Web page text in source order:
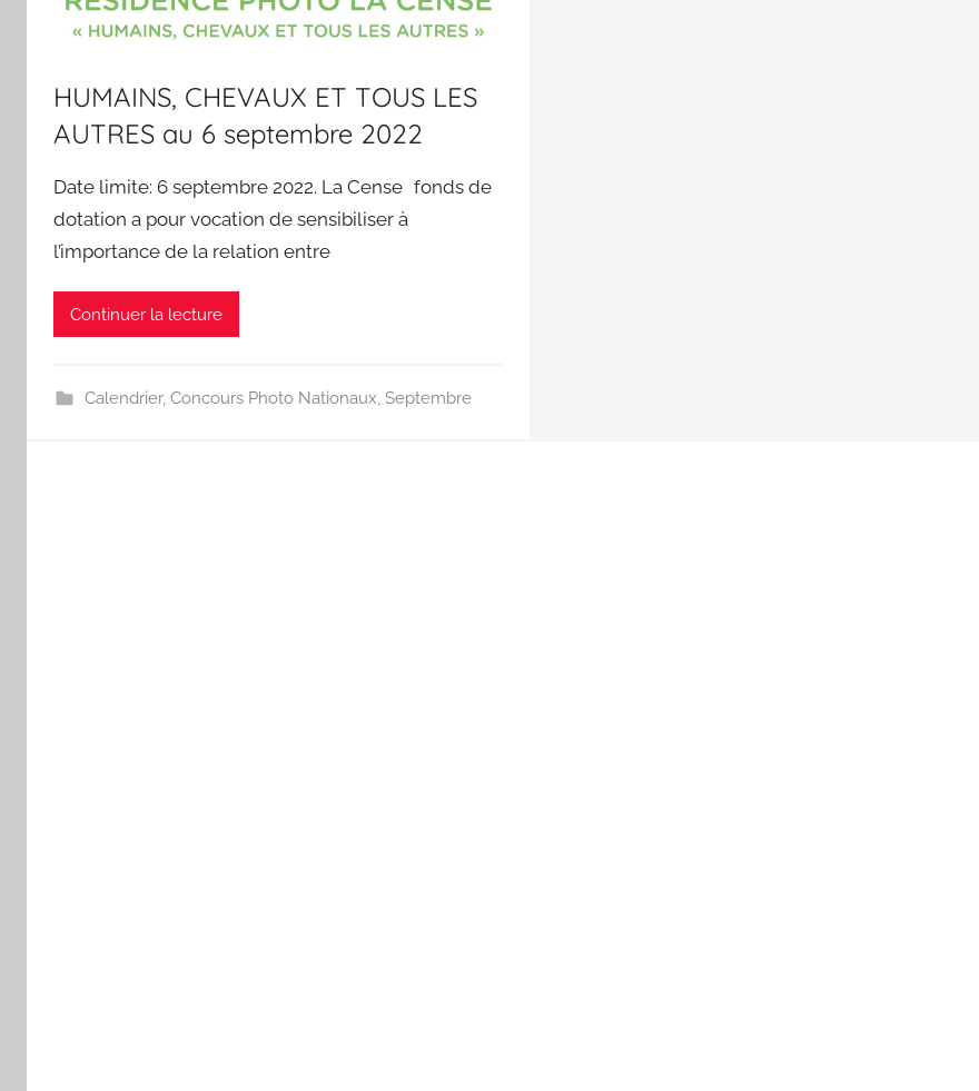
HUMAINS, CHEVAUX ET TOUS LES
AUTRES au 6 septembre 2022
Date limite: 6 septembre 2022. La Cense fonds de
dotation a pour vocation de sensibiliser à
l’importance de la relation entre
Continuer la lecture
Calendrier, Concours Photo Nationaux, Septembre